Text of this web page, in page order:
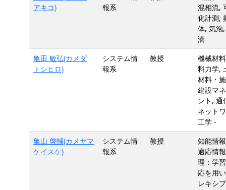
アキコ)
報系
混相流,
化計測,
体, 気泡
滴
亀田 敏弘(カメダ
トシヒロ)
システム情
報系
教授
機械材
料力学,
材料・
建設マ
ント, 通
ネット
工学 -
亀山 啓輔(カメヤマ
ケイスケ)
システム情
報系
教授
知能情
適応情
理：学
応を用
レキシ